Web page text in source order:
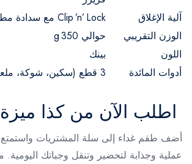
آلية الإغلاق
Clip ’n’ Lock مع سدادة مطاطية
الوزن التقريبي
حوالي 350 g
اللون
بينك
أدوات المائدة
3 قطع (سكين، شوكة، ملعقة)، تصميم مريح
اطلب الآن من كذا ميزة
أضف طقم غداء إلى سلة المشتريات واستمتع
عملية وجذابة لتحضير وتنقل وجباتك اليومية.